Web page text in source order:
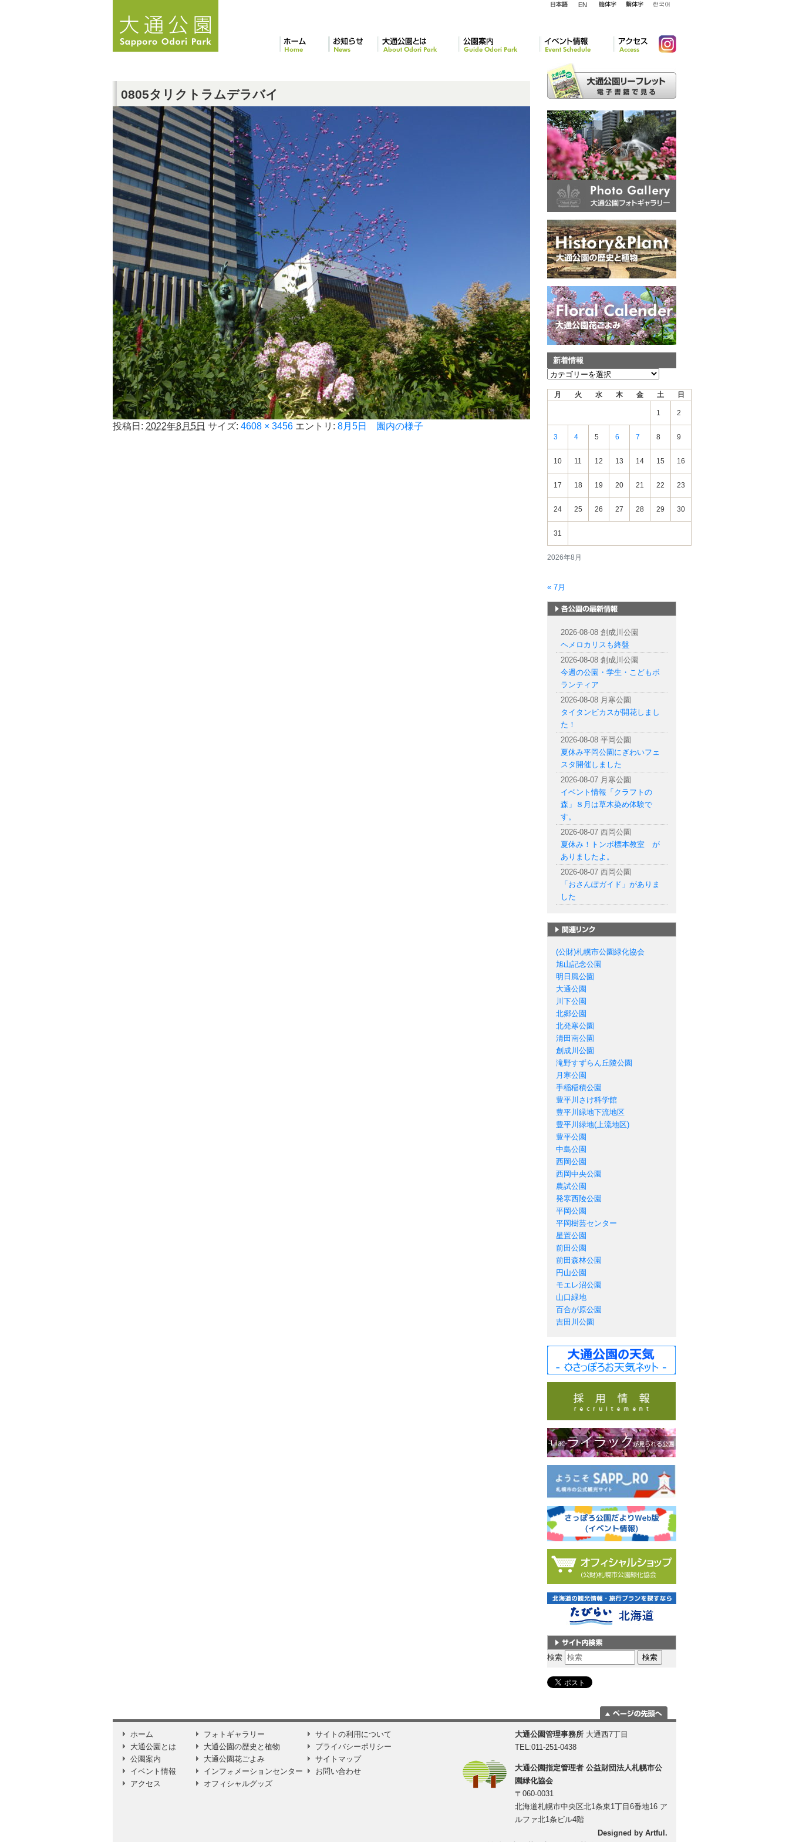
ス
0805タリクトラムデラバイ
投稿日: 2022年8月5日 サイズ: 4608 × 3456 エントリ: 8月5日 園内の様子
新着情報
新
2026年8月
月 火 水 木 金 土 日
1 2
3 4 5 6 7 8 9
10 11 12 13 14 15 16
17 18 19 20 21 22 23
24 25 26 27 28 29 30
31
« 7月
2026-08-08 創成川公園
ヘメロカリスも終盤
2026-08-08 創成川公園
今週の公園・学生・こどもボ
ランティア
2026-08-08 月寒公園
タイタンビカスが開花しまし
た！
2026-08-08 平岡公園
夏休み平岡公園にぎわいフェ
スタ開催しました
2026-08-07 月寒公園
イベント情報「クラフトの
森」８月は草木染め体験で
す。
2026-08-07 西岡公園
夏休み！トンボ標本教室 が
ありましたよ。
2026-08-07 西岡公園
「おさんぽガイド」がありま
した
(公財)札幌市公園緑化協会
旭山記念公園
明日風公園
大通公園
川下公園
北郷公園
北発寒公園
清田南公園
創成川公園
滝野すずらん丘陵公園
月寒公園
手稲稲積公園
豊平川さけ科学館
豊平川緑地下流地区
豊平川緑地(上流地区)
豊平公園
中島公園
西岡公園
西岡中央公園
農試公園
発寒西陵公園
平岡公園
平岡樹芸センター
星置公園
前田公園
前田森林公園
円山公園
モエレ沼公園
山口緑地
百合が原公園
吉田川公園
サイト内検索
検索
に移動
ホーム
大通公園とは
公園案内
イベント情報
アクセス
フォトギャラリー
大通公園の歴史と植物
大通公園花ごよみ
インフォメーションセンター
オフィシャルグッズ
サイトの利用について
プライバシーポリシー
サイトマップ
お問い合わせ
大通公園管理事務所 大通西7丁目
TEL:011-251-0438
大通公園指定管理者 公益財団法人札幌市公
園緑化協会
〒060-0031
北海道札幌市中央区北1条東1丁目6番地16 ア
ルファ北1条ビル4階
Designed by Artful.